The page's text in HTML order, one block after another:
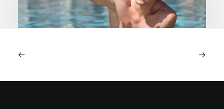
Piscina e mar após transplante capilar: